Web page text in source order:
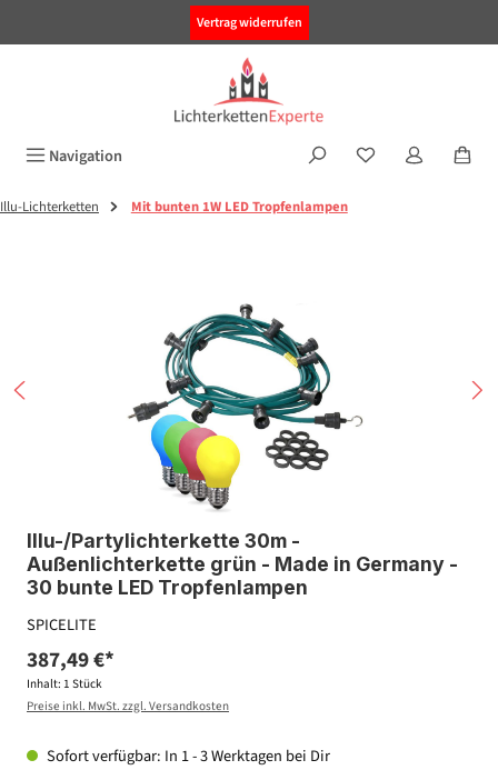
Vertrag widerrufen
Navigation
Illu-Lichterketten Mit bunten 1W LED Tropfenlampen
Illu-/Partylichterkette 30m -
Außenlichterkette grün - Made in Germany -
30 bunte LED Tropfenlampen
SPICELITE
387,49 €*
Inhalt: 1 Stück
Preise inkl. MwSt. zzgl. Versandkosten
Sofort verfügbar: In 1 - 3 Werktagen bei Dir